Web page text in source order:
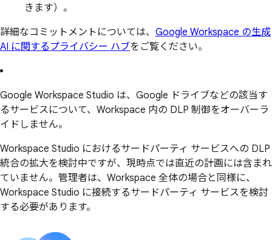
きます）。
詳細なコミットメントについては、 Google Workspace の生成
AI に関するプライバシー ハブをご覧ください。
Google Workspace Studio は、Google ドライブなどの該当す
るサービスについて、Workspace 内の DLP 制御をオーバーラ
イドしません。
Workspace Studio におけるサードパーティ サービスへの DLP
統合の拡大を検討中ですが、現時点では直近の計画には含まれ
ていません。管理者は、Workspace 全体の場合と同様に、
Workspace Studio に接続するサードパーティ サービスを検討
する必要があります。